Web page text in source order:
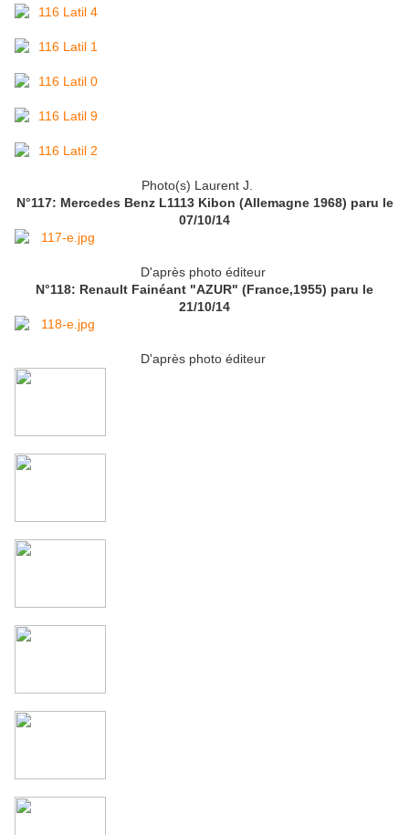
Photo(s) Laurent J.
N°117: Mercedes Benz L1113 Kibon (Allemagne 1968) paru le
07/10/14
D'après photo éditeur
N°118: Renault Fainéant "AZUR" (France,1955) paru le
21/10/14
D'après photo éditeur